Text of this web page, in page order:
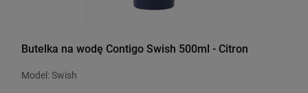
Butelka na wodę Contigo Swish 500ml - Citron
Model: Swish